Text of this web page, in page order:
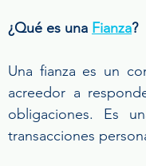
¿Qué es una Fianza?
Una fianza es un
acreedor a
obligaciones. Es
transacciones